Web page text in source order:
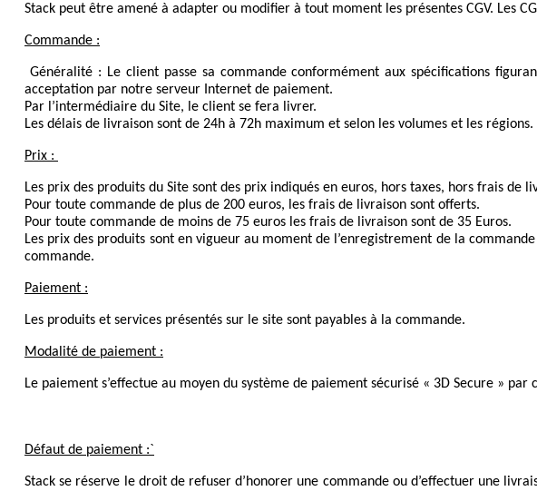
Stack peut être amené à adapter ou modifier à tout moment les présentes CGV. Les
Commande :
Généralité : Le client passe sa commande conformément aux spécifications
acceptation par notre serveur Internet de paiement.
Par l’intermédiaire du Site, le client se fera livrer.
Les délais de livraison sont de 24h à 72h maximum et selon les volumes et les régions.
Prix :
Les prix des produits du Site sont des prix indiqués en euros, hors taxes, hors frais de
Pour toute commande de plus de 200 euros, les frais de livraison sont offerts.
Pour toute commande de moins de 75 euros les frais de livraison sont de 35 Euros.
Les prix des produits sont en vigueur au moment de l’enregistrement de la
commande.
Paiement :
Les produits et services présentés sur le site sont payables à la commande.
Modalité de paiement :
Le paiement s’effectue au moyen du système de paiement sécurisé « 3D Secure »
Défaut de paiement :`
Stack se réserve le droit de refuser d’honorer une commande ou d’effectuer une